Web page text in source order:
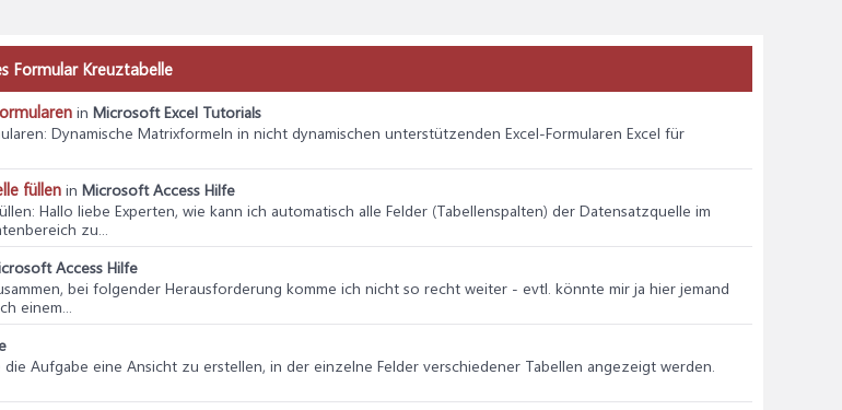
Formular Kreuztabelle
in Microsoft Excel Tutorials
: Dynamische Matrixformeln in nicht dynamischen unterstützenden Excel-Formularen Excel für
füllen in Microsoft Access Hilfe
: Hallo liebe Experten, wie kann ich automatisch alle Felder (Tabellenspalten) der Datensatzquelle im
zu...
Access Hilfe
bei folgender Herausforderung komme ich nicht so recht weiter - evtl. könnte mir ja hier jemand
einem...
die Aufgabe eine Ansicht zu erstellen, in der einzelne Felder verschiedener Tabellen angezeigt werden.